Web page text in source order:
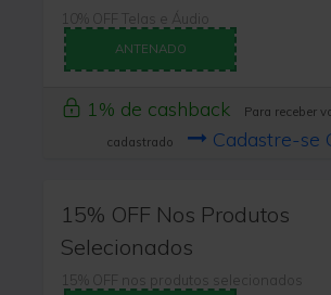
10% OFF Telas e Áudio
ANTENADO
1% de cashback
Para receber
cadastrado
Cadastre-se
15% OFF Nos Produtos
Selecionados
15% OFF nos produtos selecionados